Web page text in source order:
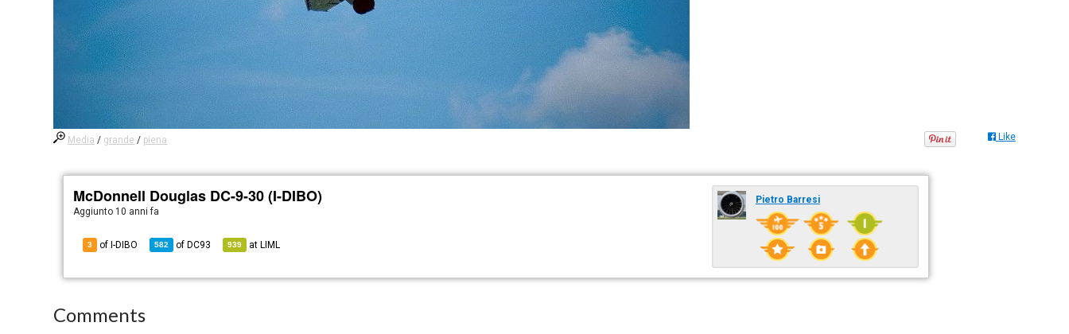
Media / grande / piena Like
McDonnell Douglas DC-9-30 (I-DIBO)
Aggiunto 10 anni fa
3 of I-DIBO 582 of DC93 939 at LIML
Pietro Barresi
Comments